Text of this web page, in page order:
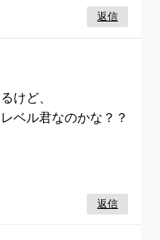
返信
けど、
ベル君なのかな？？
返信